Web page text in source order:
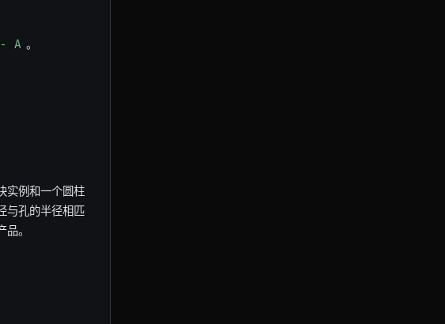
A 。
实例和一个圆柱
与孔的半径相匹
。